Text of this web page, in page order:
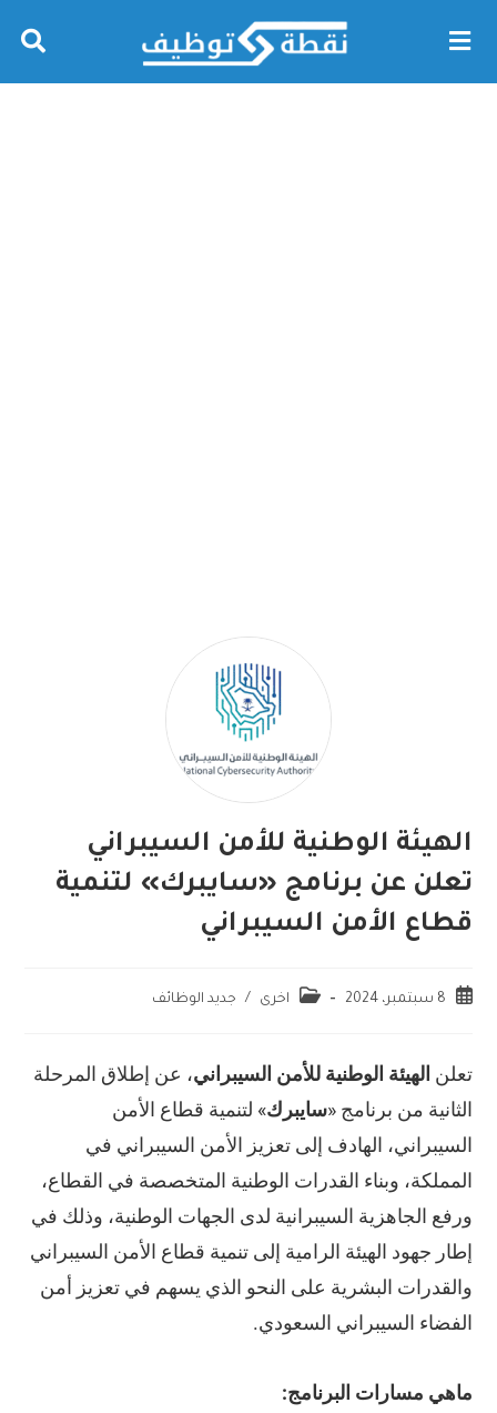
الهيئة الوطنية للأمن السيبراني
تعلن عن برنامج «سايبرك» لتنمية
قطاع الأمن السيبراني
8 سبتمبر، 2024 اخرى / جديد الوظائف
تعلن الهيئة الوطنية للأمن السيبراني، عن إطلاق المرحلة
الثانية من برنامج «سايبرك» لتنمية قطاع الأمن
السيبراني، الهادف إلى تعزيز الأمن السيبراني في
المملكة، وبناء القدرات الوطنية المتخصصة في القطاع،
ورفع الجاهزية السيبرانية لدى الجهات الوطنية، وذلك في
إطار جهود الهيئة الرامية إلى تنمية قطاع الأمن السيبراني
والقدرات البشرية على النحو الذي يسهم في تعزيز أمن
الفضاء السيبراني السعودي.
ماهي مسارات البرنامج: